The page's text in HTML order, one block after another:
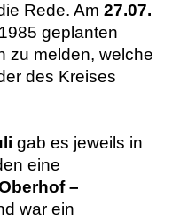
Rede. Am27.07.
geplanten
zu melden, welche
des Kreises
gab es jeweils in
eine
–
war ein